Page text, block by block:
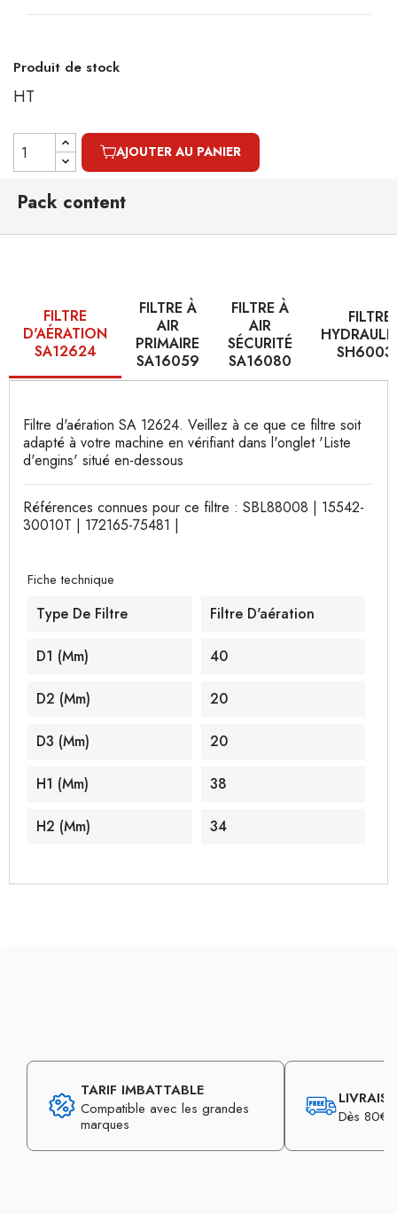
Produit de stock
HT
AJOUTER AU PANIER
Pack content
FILTRE
D'AÉRATION
SA12624
FILTRE À
AIR
PRIMAIRE
SA16059
FILTRE À
AIR
SÉCURITÉ
SA16080
FILTRE
Filtre d'aération SA 12624. Veillez à ce que ce filtre soit
adapté à votre machine en vérifiant dans l'onglet 'Liste
d'engins' situé en-dessous
Références connues pour ce filtre : SBL88008 | 15542-
30010T | 172165-75481 |
Fiche technique
Type De Filtre Filtre D'aération
D1 (mm) 40
D2 (mm) 20
D3 (mm) 20
H1 (mm) 38
H2 (mm) 34
TARIF IMBATTABLE
Compatible avec les grandes
marques
Dès 80€